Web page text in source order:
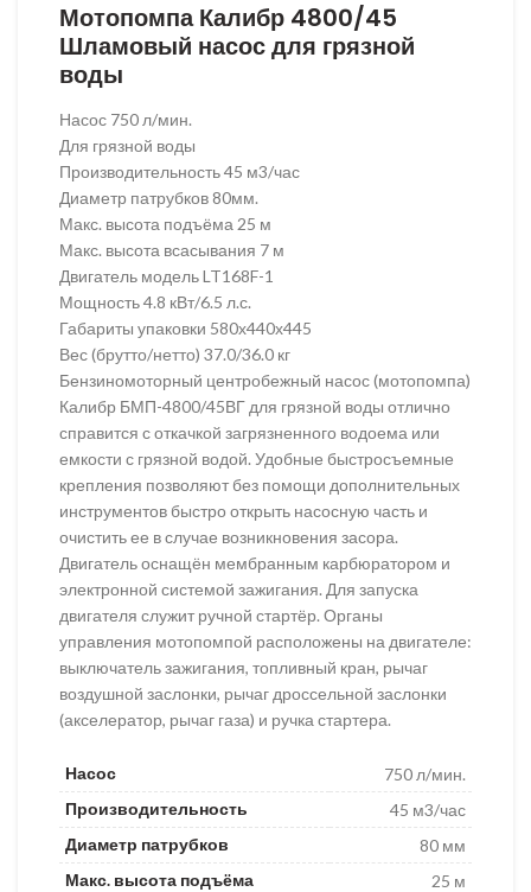
Мотопомпа Калибр 4800/45
Шламовый насос для грязной
воды
Насос 750 л/мин.
Для грязной воды
Производительность 45 м3/час
Диаметр патрубков 80мм.
Макс. высота подъёма 25 м
Макс. высота всасывания 7 м
Двигатель модель LT168F-1
Мощность 4.8 кВт/6.5 л.с.
Габариты упаковки 580х440х445
Вес (брутто/нетто) 37.0/36.0 кг
Бензиномоторный центробежный насос (мотопомпа)
Калибр БМП-4800/45ВГ для грязной воды отлично
справится с откачкой загрязненного водоема или
емкости с грязной водой. Удобные быстросъемные
крепления позволяют без помощи дополнительных
инструментов быстро открыть насосную часть и
очистить ее в случае возникновения засора.
Двигатель оснащён мембранным карбюратором и
электронной системой зажигания. Для запуска
двигателя служит ручной стартёр. Органы
управления мотопомпой расположены на двигателе:
выключатель зажигания, топливный кран, рычаг
воздушной заслонки, рычаг дроссельной заслонки
(акселератор, рычаг газа) и ручка стартера.
Насос
750 л/мин.
Производительность
45 м3/час
Диаметр патрубков
80 мм
Макс. высота подъёма
25 м